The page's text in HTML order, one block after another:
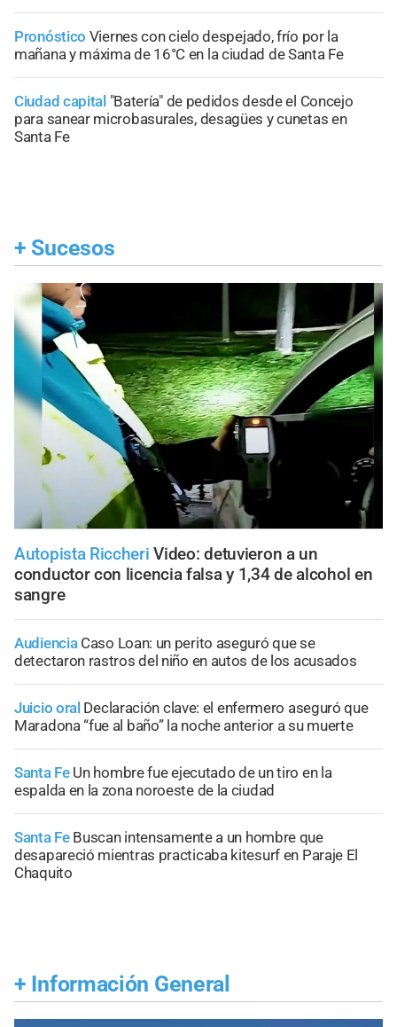
Pronóstico Viernes con cielo despejado, frío por la
mañana y máxima de 16°C en la ciudad de Santa Fe
Ciudad capital "Batería" de pedidos desde el Concejo
para sanear microbasurales, desagües y cunetas en
Santa Fe
+ Sucesos
Autopista Riccheri Video: detuvieron a un
conductor con licencia falsa y 1,34 de alcohol en
sangre
Audiencia Caso Loan: un perito aseguró que se
detectaron rastros del niño en autos de los acusados
Juicio oral Declaración clave: el enfermero aseguró que
Maradona “fue al baño” la noche anterior a su muerte
Santa Fe Un hombre fue ejecutado de un tiro en la
espalda en la zona noroeste de la ciudad
Santa Fe Buscan intensamente a un hombre que
desapareció mientras practicaba kitesurf en Paraje El
Chaquito
+ Información General